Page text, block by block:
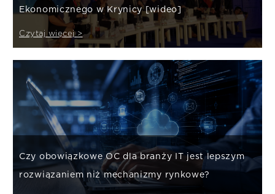
Ekonomicznego w Krynicy [wideo]
Czytaj więcej >
Czy obowiązkowe OC dla branży IT jest lepszym
rozwiązaniem niż mechanizmy rynkowe?